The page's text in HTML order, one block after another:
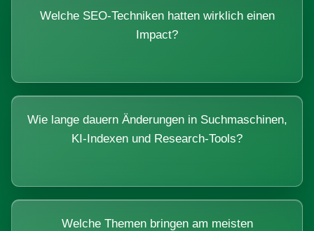
Welche SEO-Techniken hatten wirklich einen
Impact?
Wie lange dauern Änderungen in Suchmaschinen,
KI-Indexen und Research-Tools?
Welche Themen bringen am meisten